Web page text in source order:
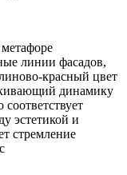
линии фасадов,
красный цвет
динамику
эстетикой и
стремление